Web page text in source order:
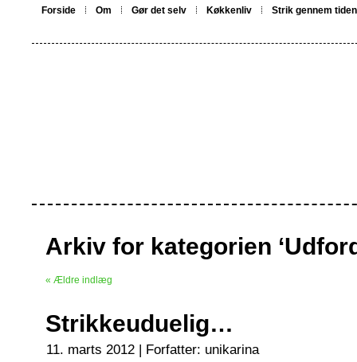
Forside Om Gør det selv Køkkenliv Strik gennem tiden
Arkiv for kategorien
« Ældre indlæg
Strikkeuduelig…
11. marts 2012 | Forfatter: unikarina